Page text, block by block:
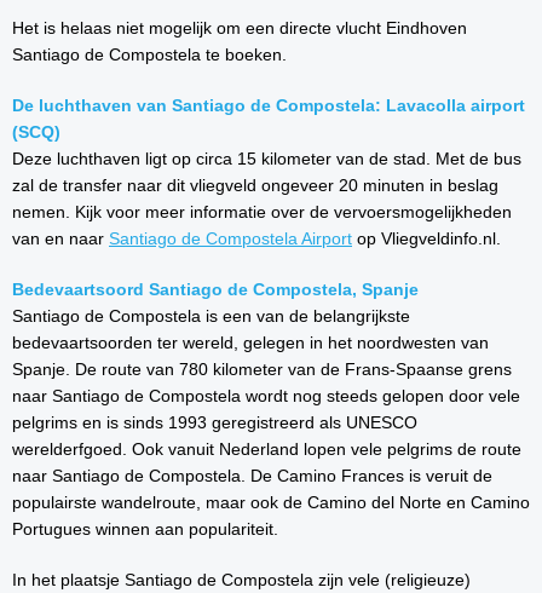
Het is helaas niet mogelijk om een directe vlucht Eindhoven
Santiago de Compostela te boeken.
De luchthaven van Santiago de Compostela: Lavacolla airport
(SCQ)
Deze luchthaven ligt op circa 15 kilometer van de stad. Met de bus
zal de transfer naar dit vliegveld ongeveer 20 minuten in beslag
nemen. Kijk voor meer informatie over de vervoersmogelijkheden
van en naar Santiago de Compostela Airport op Vliegveldinfo.nl.
Bedevaartsoord Santiago de Compostela, Spanje
Santiago de Compostela is een van de belangrijkste
bedevaartsoorden ter wereld, gelegen in het noordwesten van
Spanje. De route van 780 kilometer van de Frans-Spaanse grens
naar Santiago de Compostela wordt nog steeds gelopen door vele
pelgrims en is sinds 1993 geregistreerd als UNESCO
werelderfgoed. Ook vanuit Nederland lopen vele pelgrims de route
naar Santiago de Compostela. De Camino Frances is veruit de
populairste wandelroute, maar ook de Camino del Norte en Camino
Portugues winnen aan populariteit.
In het plaatsje Santiago de Compostela zijn vele (religieuze)